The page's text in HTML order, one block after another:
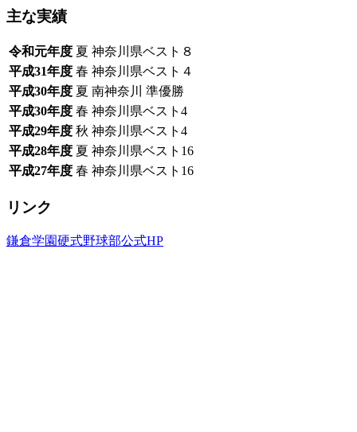
主な実績
令和元年度 夏 神奈川県ベスト８
平成31年度 春 神奈川県ベスト４
平成30年度 夏 南神奈川 準優勝
平成30年度 春 神奈川県ベスト4
平成29年度 秋 神奈川県ベスト4
平成28年度 夏 神奈川県ベスト16
平成27年度 春 神奈川県ベスト16
リンク
鎌倉学園硬式野球部公式HP